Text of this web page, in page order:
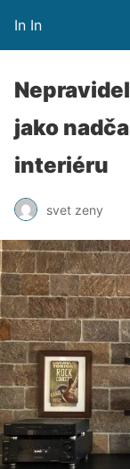
In In
jako
interiéru
svet zeny